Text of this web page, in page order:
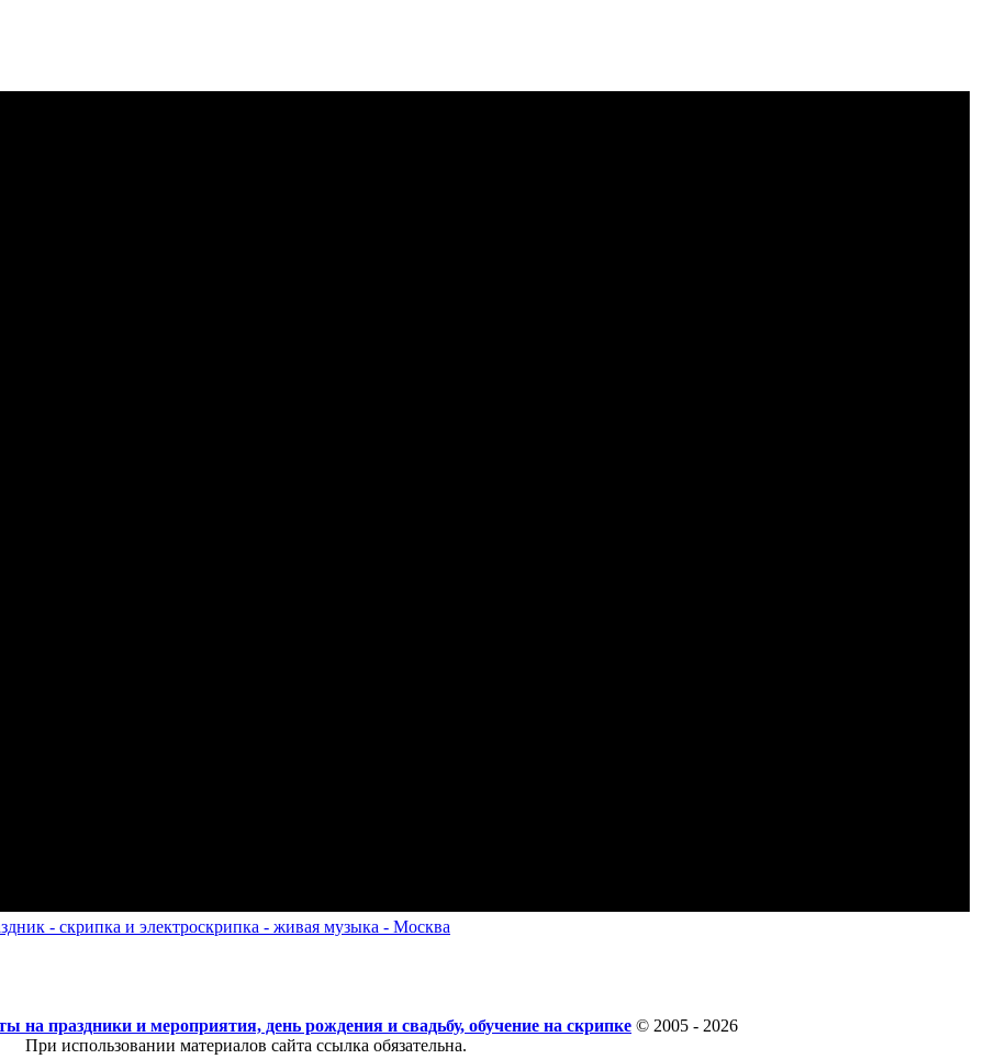
на праздники и мероприятия, день рождения и свадьбу, обучение на скрипке © 2005 - 2026
При использовании материалов сайта ссылка обязательна.